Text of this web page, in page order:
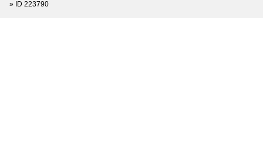
» ID 223790